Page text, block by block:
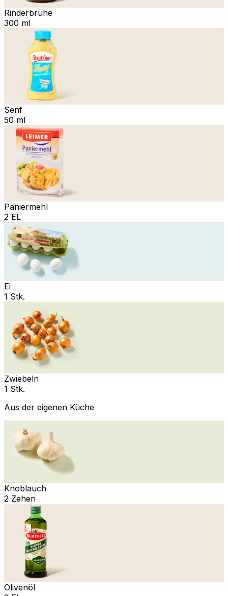
Rinderbrühe
300 ml
Senf
50 ml
Paniermehl
2 EL
Ei
1 Stk.
Zwiebeln
1 Stk.
Aus der eigenen Küche
Knoblauch
2 Zehen
Olivenöl